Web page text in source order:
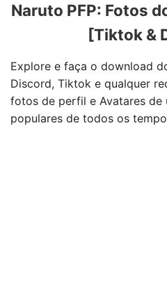
Naruto PFP: Fotos
[Tiktok &
Explore e faça o download
Discord, Tiktok e qualquer
fotos de perfil e Avatares de
populares de todos os